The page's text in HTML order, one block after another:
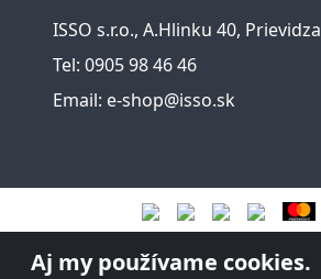
ISSO s.r.o., A.Hlinku 40, Prievidza
Tel: 0905 98 46 46
Email: e-shop@isso.sk
Aj my používame cookies.